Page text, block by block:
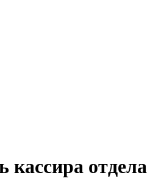
кассира